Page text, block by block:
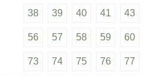
38 39 40 41 43
56 57 58 59 60
73 74 75 76 77